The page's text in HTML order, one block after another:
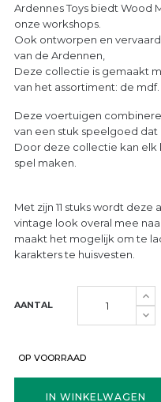
Ardennes Toys biedt Wood
onze workshops.
Ook ontworpen en
van de Ardennen,
Deze collectie is gemaakt
van het assortiment: de mdf.
Deze voertuigen
van een stuk speelgoed dat
Door deze collectie kan elk
spel maken.
Met zijn 11 stuks wordt
vintage look overal mee
maakt het mogelijk om te
karakters te huisvesten.
AANTAL
OP VOORRAAD
IN WINKELWAGEN